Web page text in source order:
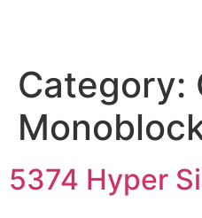
Category:
5374 Hyper